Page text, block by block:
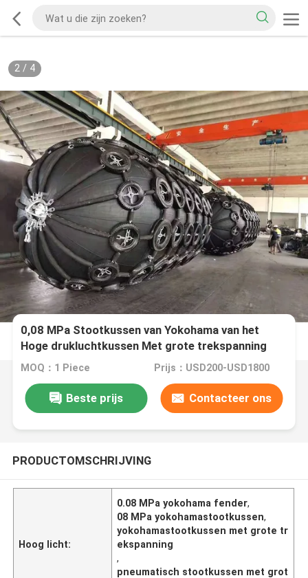
2/ 4
0,08 MPa Stootkussen van Yokohama van het
Hoge drukluchtkussen Met grote trekspanning
MOQ：1 Piece Prijs：USD200-USD1800
Beste prijs Contacteer ons
PRODUCTOMSCHRIJVING
Hoog licht:
0.08 MPa yokohama fender,
08 MPa yokohamastootkussen,
yokohamastootkussen met grote tr
ekspanning
,
pneumatisch stootkussen met grot